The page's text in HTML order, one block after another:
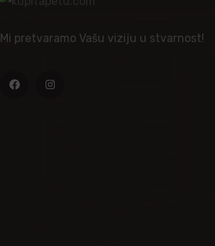
Mi pretvaramo Vašu viziju u stvarnost!